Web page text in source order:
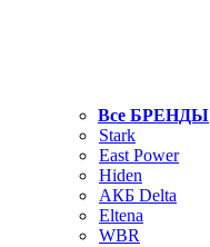
Все БРЕНДЫ
Stark
East Power
Hiden
АКБ Delta
Eltena
WBR